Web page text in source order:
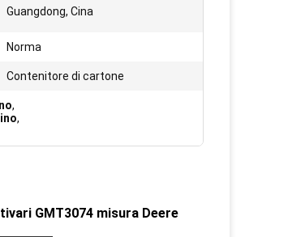
Guangdong, Cina
Norma
Contenitore di cartone
,
,
GMT3074 misura Deere